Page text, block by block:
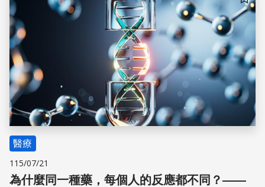
儲存
醫療
115/07/21
為什麼同一種藥，每個人的反應都不同？——